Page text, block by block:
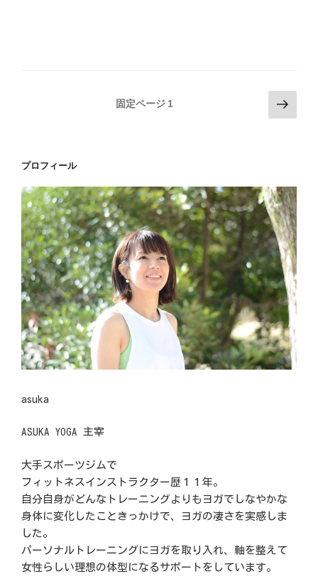
ペ
ジ
送
り
固定ページ 1
次
の
プロフィール
asuka
ASUKA YOGA 主宰
大手スポーツジムで
フィットネスインストラクター歴１１年。
自分自身がどんなトレーニングよりもヨガでしなやかな
身体に変化したこときっかけで、ヨガの凄さを実感しま
した。
パーソナルトレーニングにヨガを取り入れ、軸を整えて
女性らしい理想の体型になるサポートをしています。